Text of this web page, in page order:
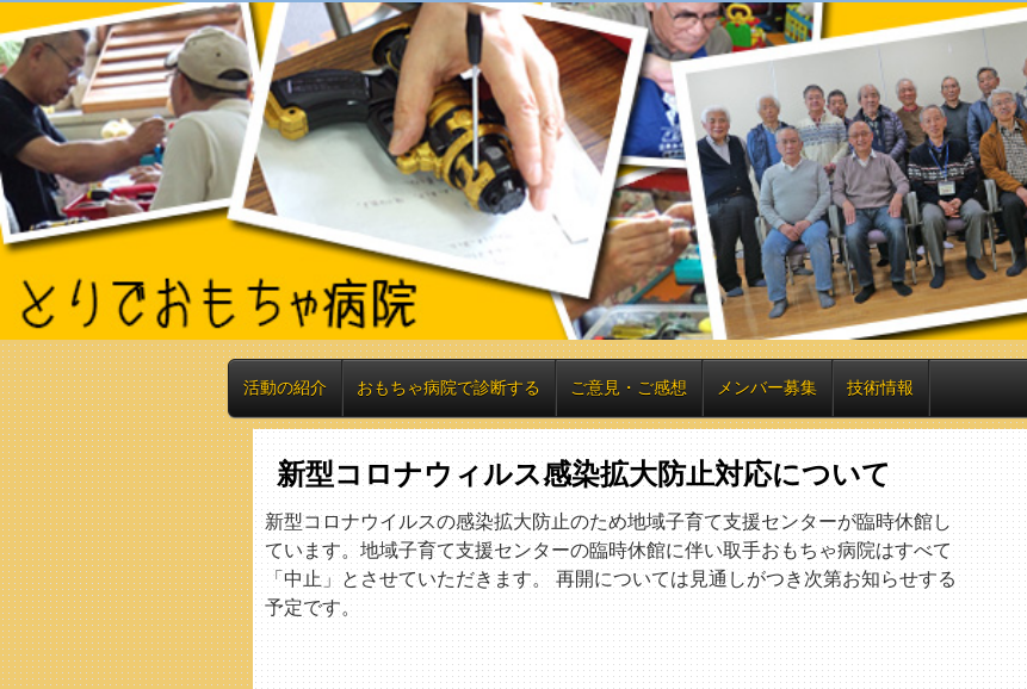
活動の紹介 おもちゃ病院で診断する ご意見・ご感想 メンバー募集 技術情報
新型コロナウィルス感染拡大防止対応について
新型コロナウイルスの感染拡大防止のため地域子育て支援センターが臨時休館し
ています。地域子育て支援センターの臨時休館に伴い取手おもちゃ病院はすべて
「中止」とさせていただきます。 再開については見通しがつき次第お知らせする
予定です。